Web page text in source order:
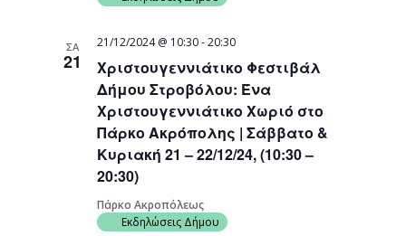
ΣΑ
21
Χριστουγεννιάτικο Φεστιβάλ
Δήμου Στροβόλου: Ένα
Χριστουγεννιάτικο Χωριό στο
Πάρκο Ακρόπολης | Σάββατο &
Κυριακή 21 – 22/12/24, (10:30 –
20:30)
21/12/2024 @ 10:30-20:30
Πάρκο Ακροπόλεως
Εκδηλώσεις Δήμου